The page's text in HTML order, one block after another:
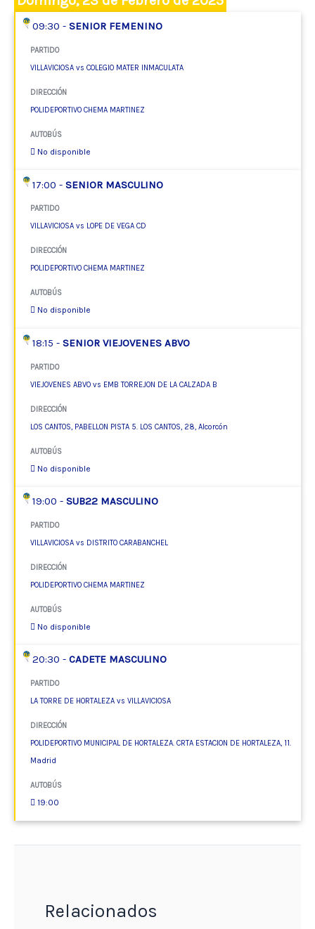
09:30 - SENIOR FEMENINO
PARTIDO
VILLAVICIOSA vs COLEGIO MATER INMACULATA
DIRECCIÓN
POLIDEPORTIVO CHEMA MARTINEZ
AUTOBÚS
No disponible
17:00 - SENIOR MASCULINO
PARTIDO
VILLAVICIOSA vs LOPE DE VEGA CD
DIRECCIÓN
POLIDEPORTIVO CHEMA MARTINEZ
AUTOBÚS
No disponible
18:15 - SENIOR VIEJOVENES ABVO
PARTIDO
VIEJOVENES ABVO vs EMB TORREJON DE LA CALZADA B
DIRECCIÓN
LOS CANTOS, PABELLON PISTA 5. LOS CANTOS, 28, Alcorcón
AUTOBÚS
No disponible
19:00 - SUB22 MASCULINO
PARTIDO
VILLAVICIOSA vs DISTRITO CARABANCHEL
DIRECCIÓN
POLIDEPORTIVO CHEMA MARTINEZ
AUTOBÚS
No disponible
20:30 - CADETE MASCULINO
PARTIDO
LA TORRE DE HORTALEZA vs VILLAVICIOSA
DIRECCIÓN
POLIDEPORTIVO MUNICIPAL DE HORTALEZA. CRTA ESTACION DE HORTALEZA, 11.
Madrid
AUTOBÚS
19:00
Relacionados